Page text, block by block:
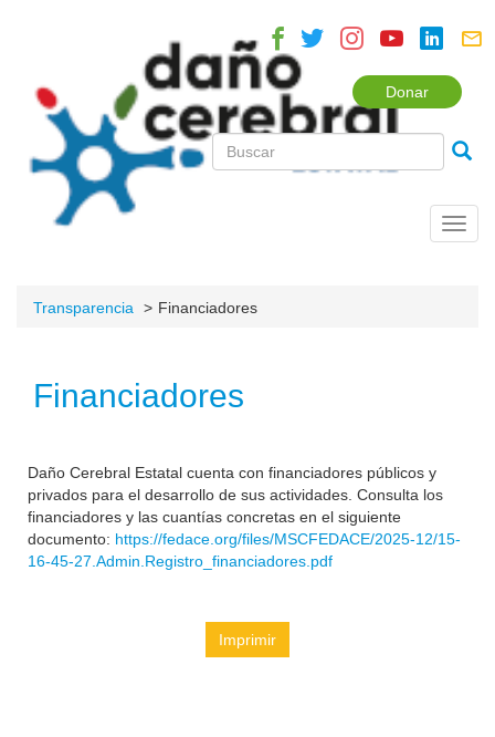
Donar
Transparencia Financiadores
Financiadores
Daño Cerebral Estatal cuenta con financiadores públicos y
privados para el desarrollo de sus actividades. Consulta los
financiadores y las cuantías concretas en el siguiente
documento: https://fedace.org/files/MSCFEDACE/2025-12/15-
16-45-27.Admin.Registro_financiadores.pdf
Imprimir